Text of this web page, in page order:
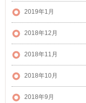
2019年1月
2018年12月
2018年11月
2018年10月
2018年9月